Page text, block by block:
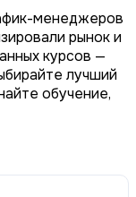
менеджеров
рынок и
курсов —
лучший
обучение,